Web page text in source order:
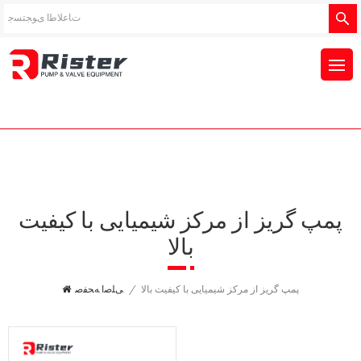
پمپ گریز از مرکز شیمیایی با کیفیت
بالا
ﯽﻠﺻﺍ ﻪﺤﻔﺻ / پمپ گریز از مرکز شیمیایی با کیفیت بالا